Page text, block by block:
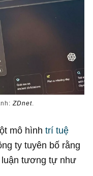
ZDnet.
mô hìnhtrí tuệ
ty tuyên bố rằng
luận tương tự như